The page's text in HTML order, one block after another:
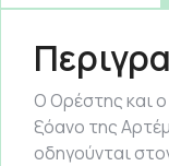
Ο Ορέστης και
ξόανο της
οδηγούνται